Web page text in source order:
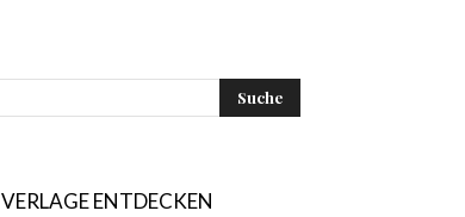
VERLAGE ENTDECKEN